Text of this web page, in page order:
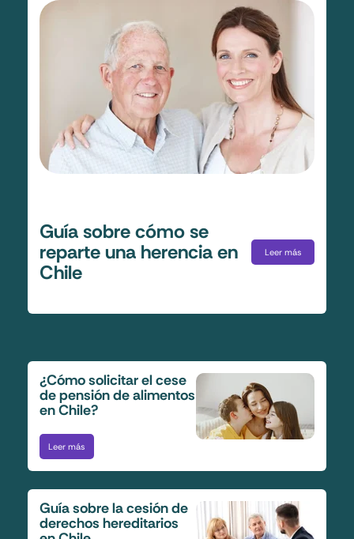
Guía sobre cómo se
reparte una herencia en
Chile
Leer más
¿Cómo solicitar el cese
de pensión de alimentos
en Chile?
Leer más
Guía sobre la cesión de
derechos hereditarios